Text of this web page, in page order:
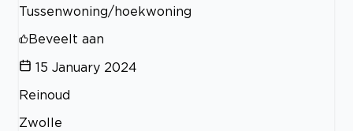
Tussenwoning/hoekwoning
Beveelt aan
15 January 2024
Reinoud
Zwolle